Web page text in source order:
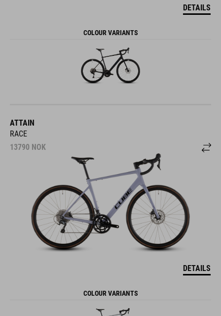
DETAILS
COLOUR VARIANTS
ATTAIN
RACE
13790 NOK
DETAILS
COLOUR VARIANTS